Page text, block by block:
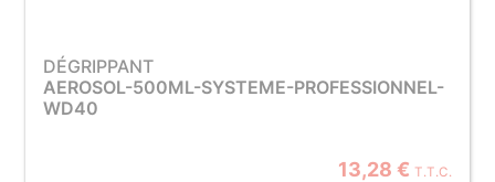
DÉGRIPPANT
AEROSOL-500ML-SYSTEME-PROFESSIONNEL-
WD40
13,28 € T.T.C.